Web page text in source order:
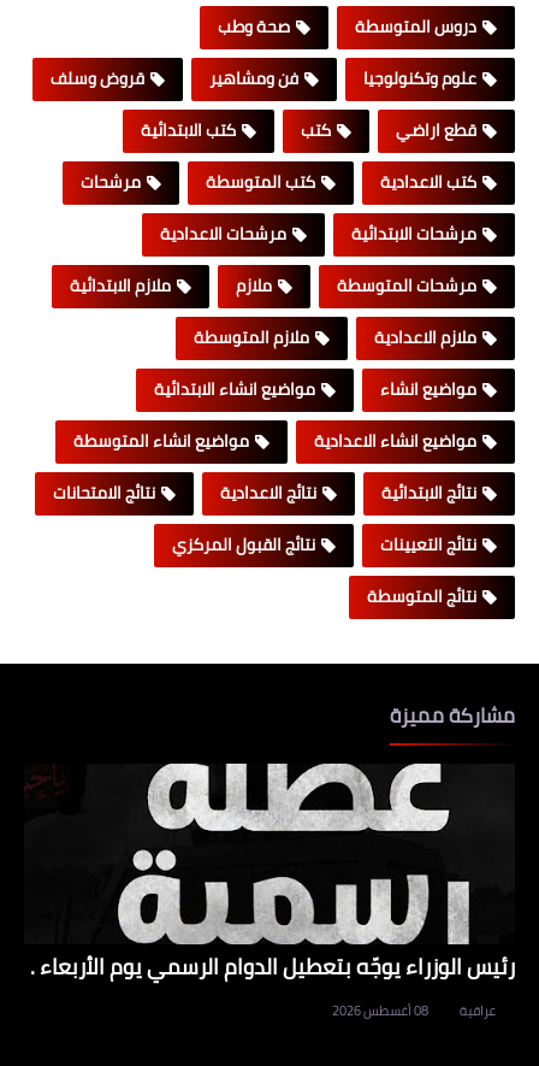
دروس المتوسطة
صحة وطب
علوم وتكنولوجيا
فن ومشاهير
قروض وسلف
قطع اراضي
كتب
كتب الابتدائية
كتب الاعدادية
كتب المتوسطة
مرشحات
مرشحات الابتدائية
مرشحات الاعدادية
مرشحات المتوسطة
ملازم
ملازم الابتدائية
ملازم الاعدادية
ملازم المتوسطة
مواضيع انشاء
مواضيع انشاء الابتدائية
مواضيع انشاء الاعدادية
مواضيع انشاء المتوسطة
نتائج الابتدائية
نتائج الاعدادية
نتائج الامتحانات
نتائج التعيينات
نتائج القبول المركزي
نتائج المتوسطة
مشاركة مميزة
رئيس الوزراء يوجّه بتعطيل الدوام الرسمي يوم الأربعاء .
عراقية 08 أغسطس 2026